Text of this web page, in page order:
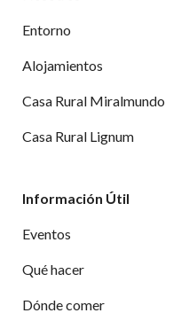
Entorno
Alojamientos
Casa Rural Miralmundo
Casa Rural Lignum
Información Útil
Eventos
Qué hacer
Dónde comer